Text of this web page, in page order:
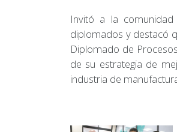
Invitó a la
diplomados y destacó
Diplomado de
de su estrategia de
industria de